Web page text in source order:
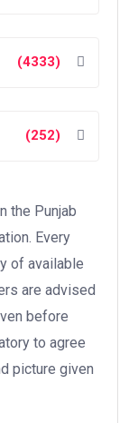
(4333)
(252)
the Punjab
Every
of available
are advised
before
to agree
picture given